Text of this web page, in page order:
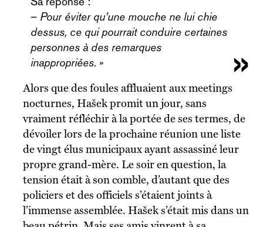
– Pour éviter qu’une mouche ne lui chie
dessus, ce qui pourrait conduire certaines
personnes à des remarques
inappropriées. »
Alors que des foules affluaient aux meetings
nocturnes, Hašek promit un jour, sans
vraiment réfléchir à la portée de ses termes, de
dévoiler lors de la prochaine réunion une liste
de vingt élus municipaux ayant assassiné leur
propre grand-mère. Le soir en question, la
tension était à son comble, d’autant que des
policiers et des officiels s’étaient joints à
l’immense assemblée. Hašek s’était mis dans un